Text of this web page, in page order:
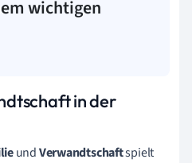
wichtigen
in der
undVerwandtschaftspielt